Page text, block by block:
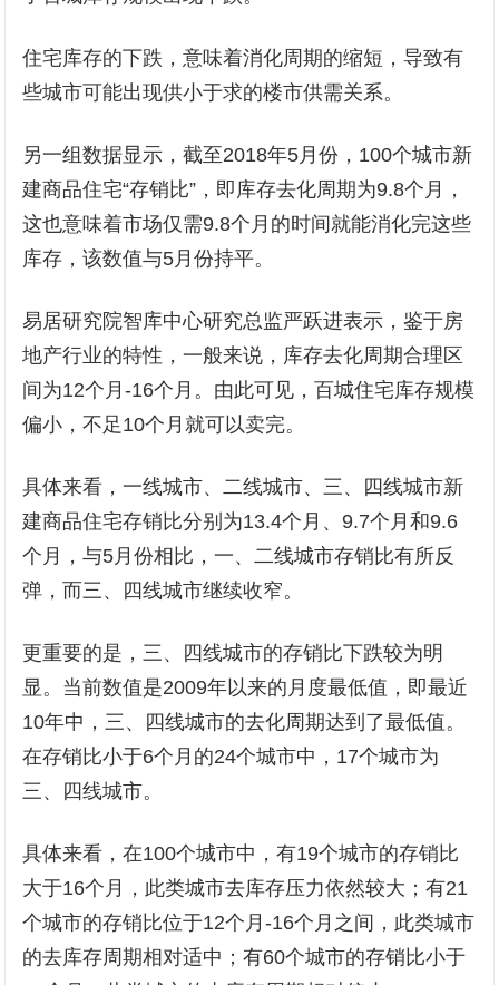
住宅库存的下跌，意味着消化周期的缩短，导致有
些城市可能出现供小于求的楼市供需关系。
另一组数据显示，截至2018年5月份，100个城市新
建商品住宅“存销比”，即库存去化周期为9.8个月，
这也意味着市场仅需9.8个月的时间就能消化完这些
库存，该数值与5月份持平。
易居研究院智库中心研究总监严跃进表示，鉴于房
地产行业的特性，一般来说，库存去化周期合理区
间为12个月-16个月。由此可见，百城住宅库存规模
偏小，不足10个月就可以卖完。
具体来看，一线城市、二线城市、三、四线城市新
建商品住宅存销比分别为13.4个月、9.7个月和9.6
个月，与5月份相比，一、二线城市存销比有所反
弹，而三、四线城市继续收窄。
更重要的是，三、四线城市的存销比下跌较为明
显。当前数值是2009年以来的月度最低值，即最近
10年中，三、四线城市的去化周期达到了最低值。
在存销比小于6个月的24个城市中，17个城市为
三、四线城市。
具体来看，在100个城市中，有19个城市的存销比
大于16个月，此类城市去库存压力依然较大；有21
个城市的存销比位于12个月-16个月之间，此类城市
的去库存周期相对适中；有60个城市的存销比小于